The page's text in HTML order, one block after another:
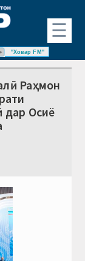
☰
"Ховар FM"
Раҳмон
дар Осиё